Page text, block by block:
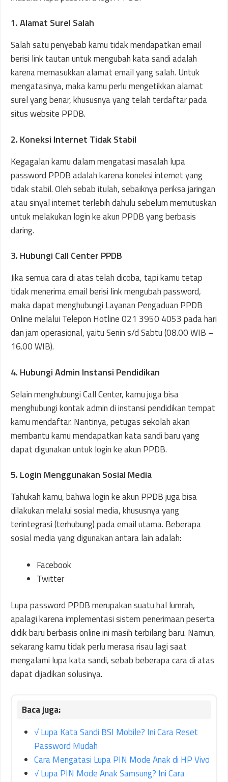
1. Alamat Surel Salah
Salah satu penyebab kamu tidak mendapatkan email
berisi link tautan untuk mengubah kata sandi adalah
karena memasukkan alamat email yang salah. Untuk
mengatasinya, maka kamu perlu mengetikkan alamat
surel yang benar, khususnya yang telah terdaftar pada
situs website PPDB.
2. Koneksi Internet Tidak Stabil
Kegagalan kamu dalam mengatasi masalah lupa
password PPDB adalah karena koneksi internet yang
tidak stabil. Oleh sebab itulah, sebaiknya periksa jaringan
atau sinyal internet terlebih dahulu sebelum memutuskan
untuk melakukan login ke akun PPDB yang berbasis
daring.
3. Hubungi Call Center PPDB
Jika semua cara di atas telah dicoba, tapi kamu tetap
tidak menerima email berisi link mengubah password,
maka dapat menghubungi Layanan Pengaduan PPDB
Online melalui Telepon Hotline 021 3950 4053 pada hari
dan jam operasional, yaitu Senin s/d Sabtu (08.00 WIB –
16.00 WIB).
4. Hubungi Admin Instansi Pendidikan
Selain menghubungi Call Center, kamu juga bisa
menghubungi kontak admin di instansi pendidikan tempat
kamu mendaftar. Nantinya, petugas sekolah akan
membantu kamu mendapatkan kata sandi baru yang
dapat digunakan untuk login ke akun PPDB.
5. Login Menggunakan Sosial Media
Tahukah kamu, bahwa login ke akun PPDB juga bisa
dilakukan melalui sosial media, khususnya yang
terintegrasi (terhubung) pada email utama. Beberapa
sosial media yang digunakan antara lain adalah:
Facebook
Twitter
Lupa password PPDB merupakan suatu hal lumrah,
apalagi karena implementasi sistem penerimaan peserta
didik baru berbasis online ini masih terbilang baru. Namun,
sekarang kamu tidak perlu merasa risau lagi saat
mengalami lupa kata sandi, sebab beberapa cara di atas
dapat dijadikan solusinya.
√ Lupa Kata Sandi BSI Mobile? Ini Cara Reset
Password Mudah
Cara Mengatasi Lupa PIN Mode Anak di HP Vivo
√ Lupa PIN Mode Anak Samsung? Ini Cara